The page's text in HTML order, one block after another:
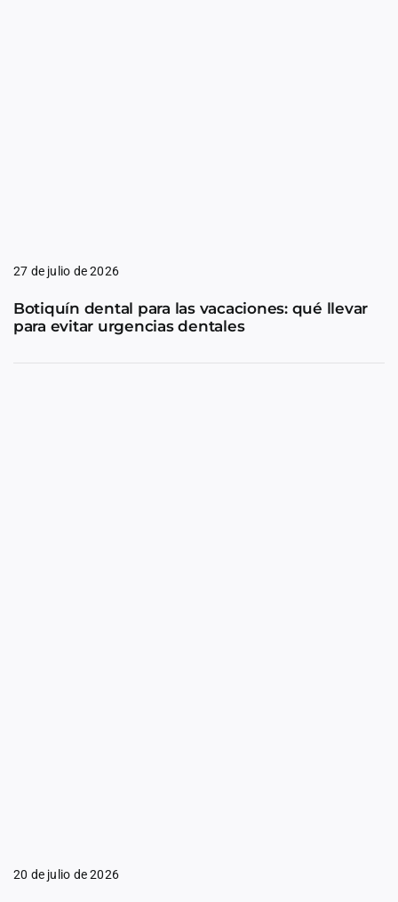
27 de julio de 2026
Botiquín dental para las vacaciones: qué llevar
para evitar urgencias dentales
20 de julio de 2026